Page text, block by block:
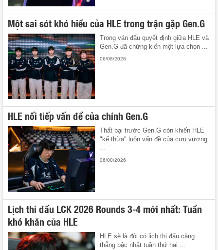
Một sai sót khó hiểu của HLE trong trận gặp Gen.G
Trong ván đấu quyết định giữa HLE và
Gen.G đã chứng kiến một lựa chọn ...
06/08/2026
HLE nối tiếp vấn đề của chính Gen.G
Thất bại trước Gen.G còn khiến HLE
"kế thừa" luôn vấn đề của cựu vương
...
06/08/2026
Lịch thi đấu LCK 2026 Rounds 3-4 mới nhất: Tuần
khó khăn của HLE
HLE sẽ là đội có lịch thi đấu căng
thẳng bậc nhất tuần thứ hai ...